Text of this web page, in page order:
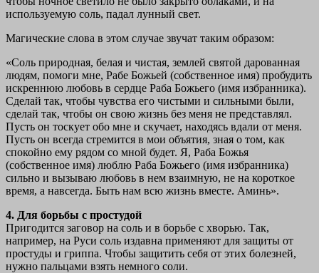
используемую соль, падал лунный свет.
Магические слова в этом случае звучат таким образом:
«Соль природная, белая и чистая, землей святой дарованная
людям, помоги мне, Рабе Божьей (собственное имя) пробудить
искреннюю любовь в сердце Раба Божьего (имя избранника).
Сделай так, чтобы чувства его чистыми и сильными были,
сделай так, чтобы он свою жизнь без меня не представлял.
Пусть он тоскует обо мне и скучает, находясь вдали от меня.
Пусть он всегда стремится в мои объятия, зная о том, как
спокойно ему рядом со мной будет. Я, Раба Божья
(собственное имя) люблю Раба Божьего (имя избранника)
сильно и вызываю любовь в нем взаимную, не на короткое
время, а навсегда. Быть нам всю жизнь вместе. Аминь».
4. Для борьбы с простудой
Пригодится заговор на соль и в борьбе с хворью. Так,
например, на Руси соль издавна применяют для защиты от
простуды и гриппа. Чтобы защитить себя от этих болезней,
нужно пальцами взять немного соли.